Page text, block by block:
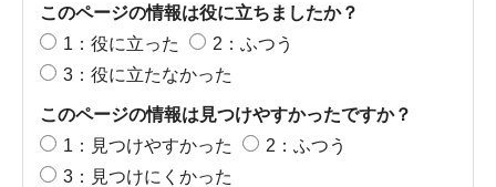
このページの情報は役に立ちましたか？
1：役に立った
2：ふつう
3：役に立たなかった
このページの情報は見つけやすかったですか？
1：見つけやすかった
2：ふつう
3：見つけにくかった